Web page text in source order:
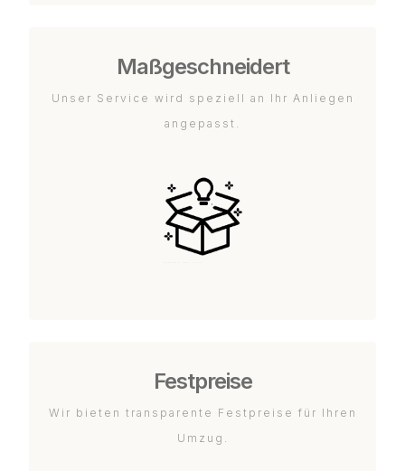
Maßgeschneidert
Unser Service wird speziell an Ihr Anliegen
angepasst.
Festpreise
Wir bieten transparente Festpreise für Ihren
Umzug.